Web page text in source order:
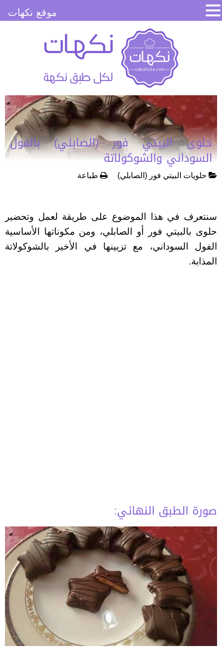
حلوى البيتي فور (الصابلي) بالفول
السوداني والشوكولاتة
حلويات البيتي فور (الصابلي) طباعة
سنتعرف في هذا الموضوع على طريقة لعمل وتحضير
حلوى بالبيتي فور أو الصابلي، ومن مكوناتها الأساسية
الفول السوداني، مع تزيينها في الأخير بالشوكولاتة
المذابة.
صورة الطبق النهائي:
موقع نكهات